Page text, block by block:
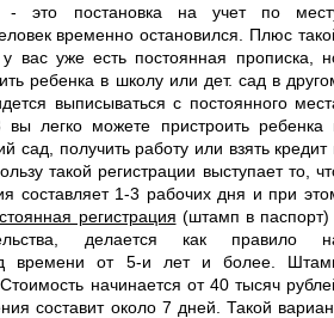
- это постановка на учет по
временно остановился. Плюс
вас уже есть постоянная прописка,
ребенка в школу или дет. сад в
выписываться с постоянного
легко можете пристроить ребенка
сад, получить работу или взять кредит
такой регистрации выступает то,
составляет 1-3 рабочих дня и при
регистрация (штамп в паспорт)
делается как правило
времени от 5-и лет и более.
начинается от 40 тысяч
составит около 7 дней. Такой